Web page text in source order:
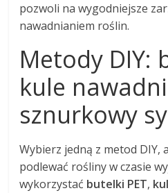
pozwoli na wygodniejsze
nawadnianiem roślin.
Metody DIY:
kule
sznurkowy
Wybierz jedną z metod DIY,
podlewać rośliny w czasie
wykorzystać butelki PET,